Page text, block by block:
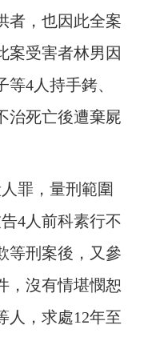
者，也因此全案
案受害者林男因
4人持手銬、
治死亡後遭棄屍
罪，量刑範圍
4人前科素行不
等刑案後，又參
，沒有情堪憫恕
人，求處12年至